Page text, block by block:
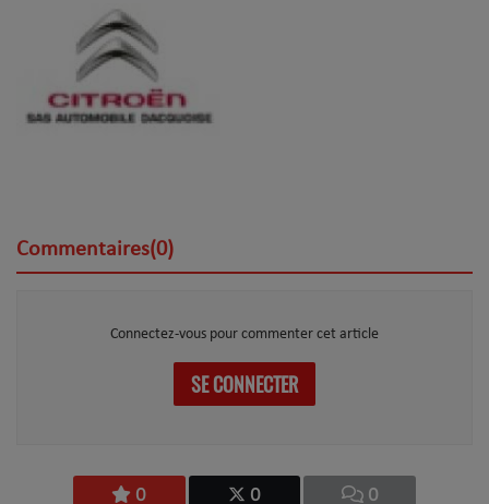
0 0 0
Commentaires(0)
Connectez-vous pour commenter cet article
SE CONNECTER